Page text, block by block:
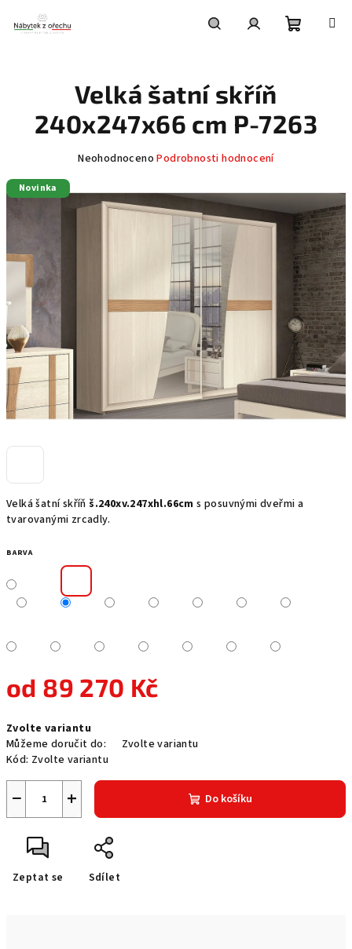
obsah
Velká šatní skříňš.240xv.247xhl.66cm s posuvnými dveřmi a
tvarovanými zrcadly.
BARVA
od 89 270 Kč
cena:
Zvolte variantu
Můžeme doručit do:
Zvolte variantu
Kód: Zvolte variantu
+
− Do košíku
Zeptat se Sdílet
Velká šatní skříň
240x247x66 cm P-7263
Průměrné
produktu
je
Neohodnoceno Podrobnosti hodnocení
Novinka